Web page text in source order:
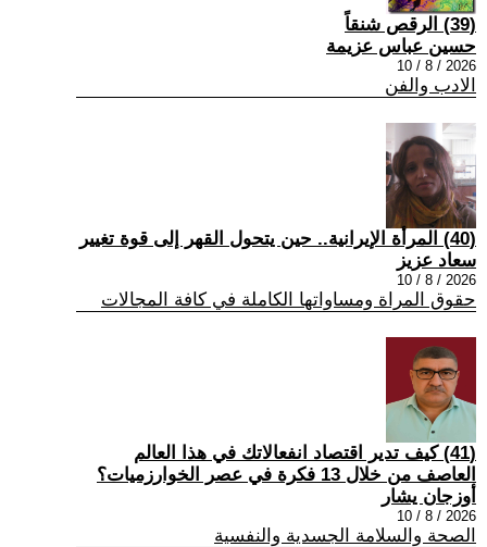
(39) الرقص شنقاً
حسين عباس عزيمة
2026 / 8 / 10
الادب والفن
(40) المرأة الإيرانية.. حين يتحول القهر إلى قوة تغيير
سعاد عزيز
2026 / 8 / 10
حقوق المراة ومساواتها الكاملة في كافة المجالات
(41) كيف تدير اقتصاد انفعالاتك في هذا العالم
العاصف من خلال 13 فكرة في عصر الخوارزميات؟
أوزجان يشار
2026 / 8 / 10
الصحة والسلامة الجسدية والنفسية